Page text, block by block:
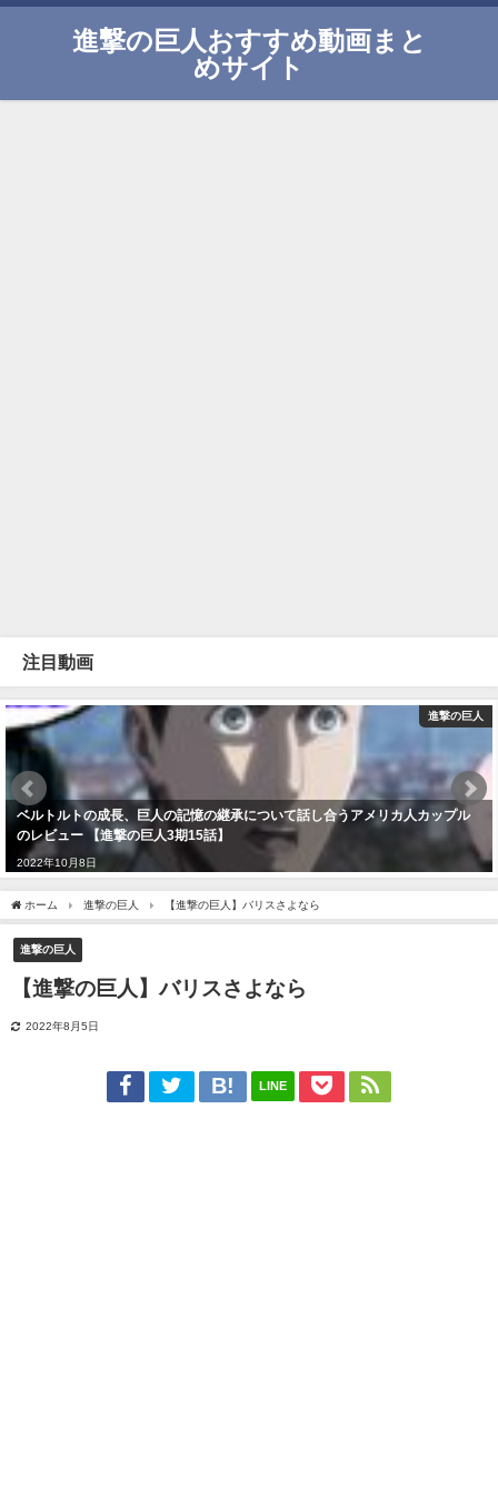
進撃の巨人おすすめ動画まと
めサイト
注目動画
進撃の巨人
ベルトルトの成長、巨人の記憶の継承について話し合うアメリカ人カップル
のレビュー 【進撃の巨人3期15話】
2022年10月8日
ホーム 進撃の巨人 【進撃の巨人】バリスさよなら
進撃の巨人
【進撃の巨人】バリスさよなら
2022年8月5日
LINE